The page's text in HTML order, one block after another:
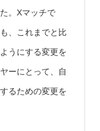
。Xマッチで
、これまでと比
うにする変更を
ーにとって、自
るための変更を